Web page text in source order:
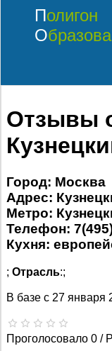
Полигон
Отзывы
Город: Москва
Адрес:
Метро:
Телефон:
Кухня:
; Отрасль:;
В базе с 27 января
Проголосовало 0 /